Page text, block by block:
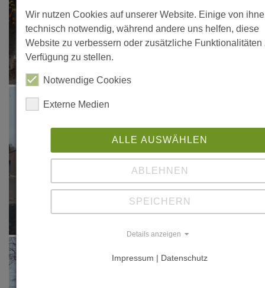
Literatur
"Typisierung
die neue
Quadriga
2.2022, S. 8-13
Wir nutzen Cookies auf unserer Website. Einige von
technisch notwendig, während andere uns helfen, diese
Website zu verbessern oder zusätzliche Funktionalitäten
Verfügung zu stellen.
Notwendige Cookies
Externe Medien
ALLE AUSWÄHLEN
ABLEHNEN
SPEICHERN
Details anzeigen
Impressum | Datenschutz